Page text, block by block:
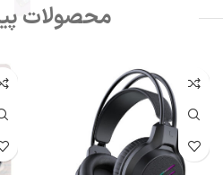
محصولات